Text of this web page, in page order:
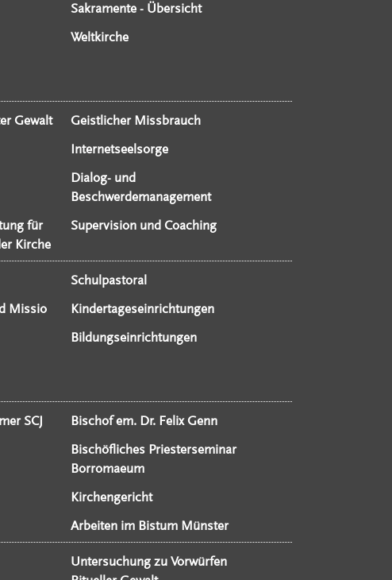
Sakramente - Übersicht
Weltkirche
Gewalt
Geistlicher Missbrauch
Internetseelsorge
Dialog- und
Beschwerdemanagement
für
Kirche
Supervision und Coaching
Schulpastoral
Missio
Kindertageseinrichtungen
Bildungseinrichtungen
SCJ
Bischof em. Dr. Felix Genn
Bischöfliches Priesterseminar
Borromaeum
Kirchengericht
Arbeiten im Bistum Münster
Untersuchung zu Vorwürfen